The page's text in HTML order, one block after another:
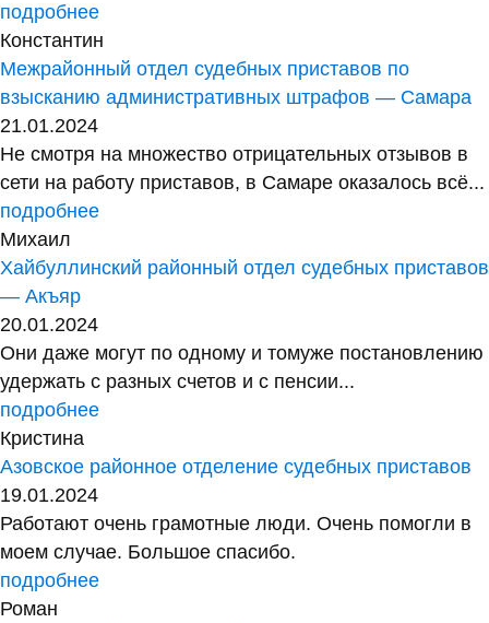
подробнее
Константин
Межрайонный отдел судебных приставов по
взысканию административных штрафов — Самара
21.01.2024
Не смотря на множество отрицательных отзывов в
сети на работу приставов, в Самаре оказалось всё...
подробнее
Михаил
Хайбуллинский районный отдел судебных приставов
— Акъяр
20.01.2024
Они даже могут по одному и томуже постановлению
удержать с разных счетов и с пенсии...
подробнее
Кристина
Азовское районное отделение судебных приставов
19.01.2024
Работают очень грамотные люди. Очень помогли в
моем случае. Большое спасибо.
подробнее
Роман